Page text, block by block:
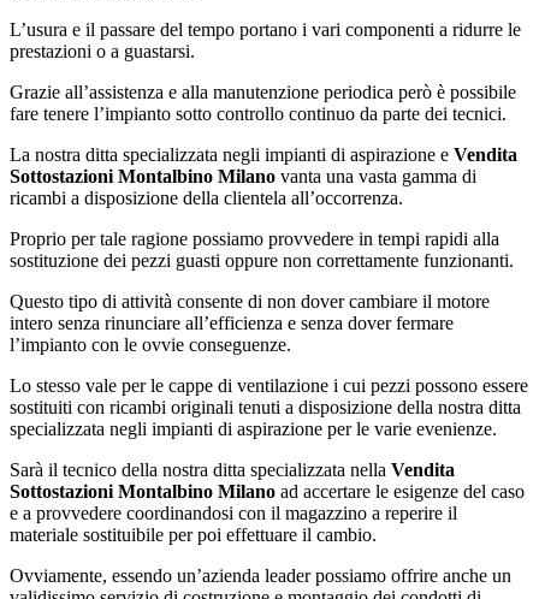
L’usura e il passare del tempo portano i vari componenti a ridurre le
prestazioni o a guastarsi.
Grazie all’assistenza e alla manutenzione periodica però è possibile
fare tenere l’impianto sotto controllo continuo da parte dei tecnici.
La nostra ditta specializzata negli impianti di aspirazione e Vendita
Sottostazioni Montalbino Milano vanta una vasta gamma di
ricambi a disposizione della clientela all’occorrenza.
Proprio per tale ragione possiamo provvedere in tempi rapidi alla
sostituzione dei pezzi guasti oppure non correttamente funzionanti.
Questo tipo di attività consente di non dover cambiare il motore
intero senza rinunciare all’efficienza e senza dover fermare
l’impianto con le ovvie conseguenze.
Lo stesso vale per le cappe di ventilazione i cui pezzi possono essere
sostituiti con ricambi originali tenuti a disposizione della nostra ditta
specializzata negli impianti di aspirazione per le varie evenienze.
Sarà il tecnico della nostra ditta specializzata nella Vendita
Sottostazioni Montalbino Milano ad accertare le esigenze del caso
e a provvedere coordinandosi con il magazzino a reperire il
materiale sostituibile per poi effettuare il cambio.
Ovviamente, essendo un’azienda leader possiamo offrire anche un